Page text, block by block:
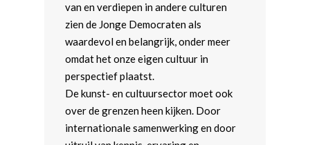
van en verdiepen in andere culturen
zien de Jonge Democraten als
waardevol en belangrijk, onder meer
omdat het onze eigen cultuur in
perspectief plaatst.
De kunst- en cultuursector moet ook
over de grenzen heen kijken. Door
internationale samenwerking en door